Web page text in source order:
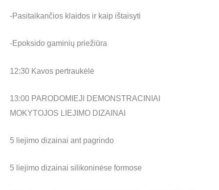
-Pasitaikančios klaidos ir kaip ištaisyti
-Epoksido gaminių priežiūra
12:30 Kavos pertraukėlė
13:00 PARODOMIEJI DEMONSTRACINIAI
MOKYTOJOS LIEJIMO DIZAINAI
5 liejimo dizainai ant pagrindo
5 liejimo dizainai silikoninėse formose